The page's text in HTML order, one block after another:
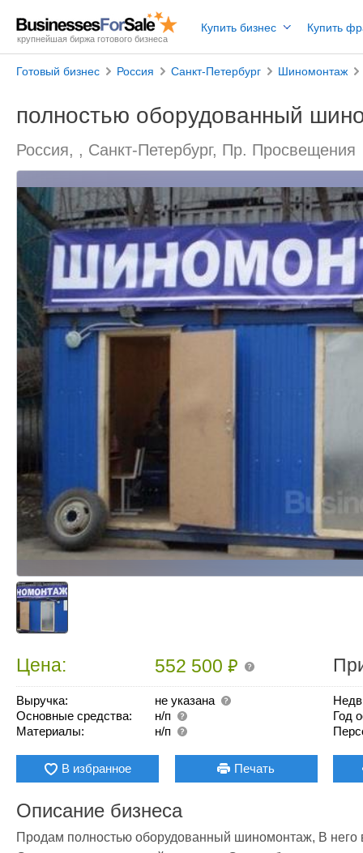
крупнейшая биржа готового бизнеса
Купить бизнес Купить
Готовый бизнес Россия Санкт-Петербург Шиномонтаж
полностью оборудованный
Россия, , Санкт-Петербург, Пр. Просвещения
Цена: 552 500₽
Выручка:
не указана
Основные средства:
н/п
Материалы:
н/п
Год
В избранное Печать
Описание бизнеса
Продам полностью оборудованный шиномонтаж, В него